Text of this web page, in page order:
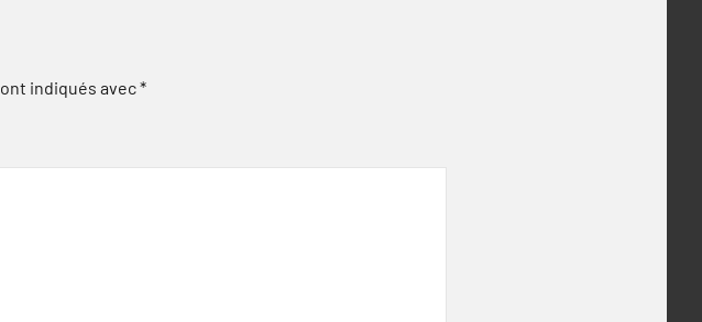
indiqués avec*